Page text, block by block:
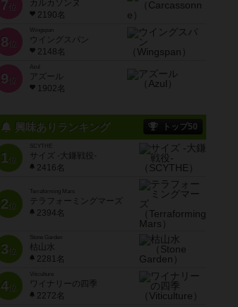
7 位
カルカソンヌ
2190名
8 位
Wingspan
ウイングスパン
2148名
9 位
Azul
アズール
1902名
興味ありランキング トップ50
1位
SCYTHE
サイズ -大鎌戦役-
2416名
2位
Terraforming Mars
テラフォーミングマーズ
2394名
3位
Stone Garden
枯山水
2281名
4位
Viticulture
ワイナリーの四季
2272名